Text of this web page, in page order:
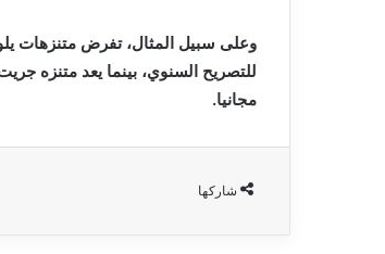
‬مجانيا‭.‬
شاركها